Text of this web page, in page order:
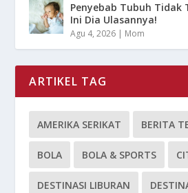
Penyebab Tubuh Tidak
Ini Dia Ulasannya!
Agu 4, 2026 | Mom
ARTIKEL TAG
AMERIKA SERIKAT BERITA
BOLA BOLA & SPORTS
DESTINASI LIBURAN